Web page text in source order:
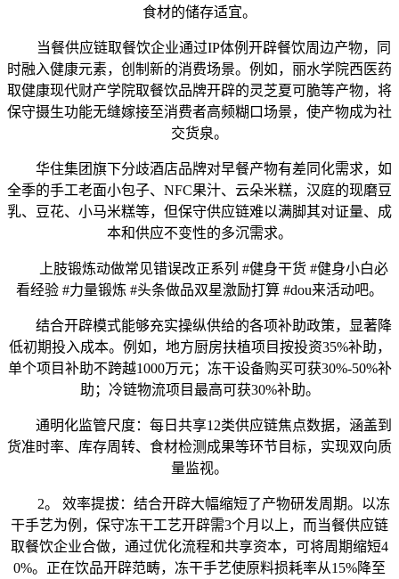
食材的储存适宜。
当餐供应链取餐饮企业通过IP体例开辟餐饮周边产物，同
时融入健康元素，创制新的消费场景。例如，丽水学院西医药
取健康现代财产学院取餐饮品牌开辟的灵芝夏可脆等产物，将
保守摄生功能无缝嫁接至消费者高频糊口场景，使产物成为社
交货泉。
华住集团旗下分歧酒店品牌对早餐产物有差同化需求，如
全季的手工老面小包子、NFC果汁、云朵米糕，汉庭的现磨豆
乳、豆花、小马米糕等，但保守供应链难以满脚其对证量、成
本和供应不变性的多沉需求。
上肢锻炼动做常见错误改正系列 #健身干货 #健身小白必
看经验 #力量锻炼 #头条做品双星激励打算 #dou来活动吧。
结合开辟模式能够充实操纵供给的各项补助政策，显著降
低初期投入成本。例如，地方厨房扶植项目按投资35%补助，
单个项目补助不跨越1000万元；冻干设备购买可获30%-50%补
助；冷链物流项目最高可获30%补助。
通明化监管尺度：每日共享12类供应链焦点数据，涵盖到
货准时率、库存周转、食材检测成果等环节目标，实现双向质
量监视。
2。 效率提拔：结合开辟大幅缩短了产物研发周期。以冻
干手艺为例，保守冻干工艺开辟需3个月以上，而当餐供应链
取餐饮企业合做，通过优化流程和共享资本，可将周期缩短4
0%。正在饮品开辟范畴，冻干手艺使原料损耗率从15%降至